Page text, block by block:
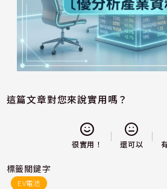
這篇文章對您來說實用嗎？
很實用！ 還可以
標籤關鍵字
EV電池